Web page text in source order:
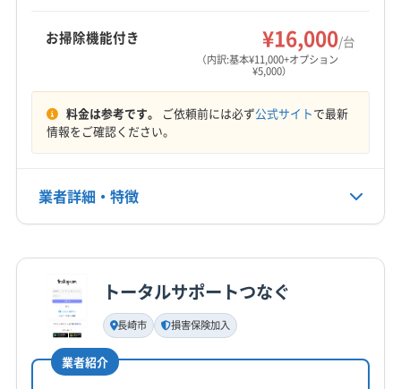
電話番号
公式HP
お掃除機能付き ¥16,000/台
（内訳:基本¥11,000+オプション
¥5,000）
料金は参考です。 ご依頼前には必ず公式サイトで最新
情報をご確認ください。
業者詳細・特徴
基本情報
代表者名
林田晃次
所在地
トータルサポートつなぐ
長崎市 損害保険加入
業者紹介